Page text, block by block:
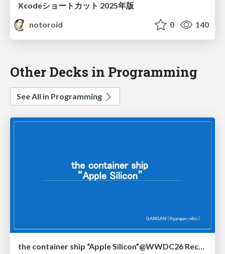
Xcodeショートカット 2025年版
notoroid
0 140
Other Decks in Programming
See All in Programming